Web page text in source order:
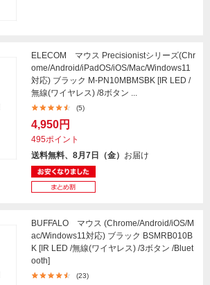
ELECOM マウス Precisionistシリーズ(Chr
ome/Android/iPadOS/iOS/Mac/Windows11
対応) ブラック M-PN10MBMSBK [IR LED /
無線(ワイヤレス) /8ボタン ...
(5)
4,950円
495ポイント
送料無料、8月7日（金） お届け
BUFFALO マウス (Chrome/Android/iOS/M
ac/Windows11対応) ブラック BSMRB010B
K [IR LED /無線(ワイヤレス) /3ボタン /Bluet
ooth]
(23)